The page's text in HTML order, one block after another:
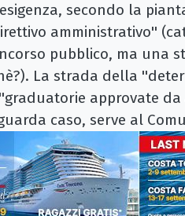
secondo la
amministrativo''
pubblico, ma una
La strada della
approvate
caso, serve al